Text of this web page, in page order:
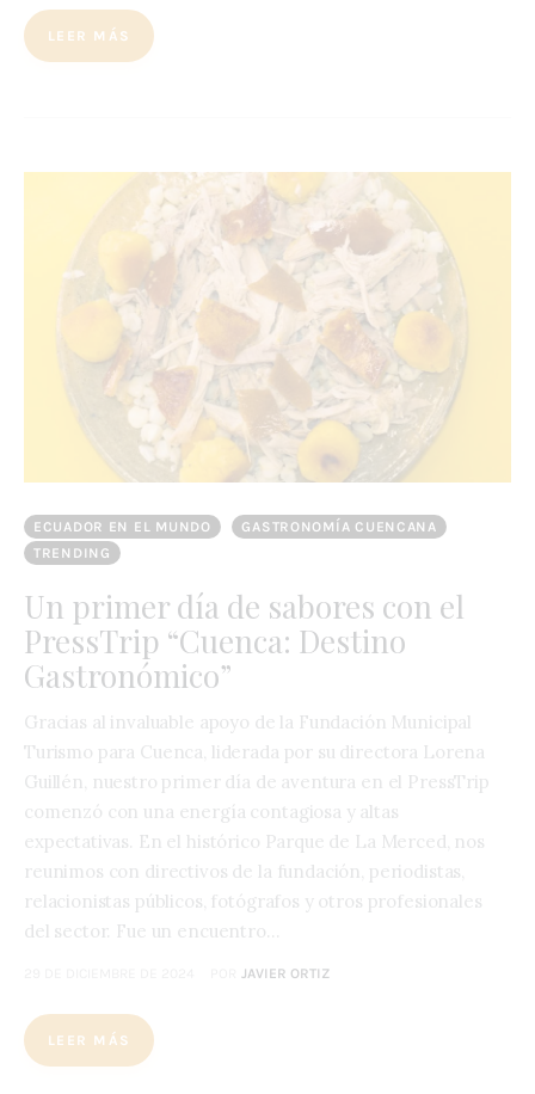
LEER MÁS
ECUADOR EN EL MUNDO
GASTRONOMÍA CUENCANA
TRENDING
Un primer día de sabores con el
PressTrip “Cuenca: Destino
Gastronómico”
Gracias al invaluable apoyo de la Fundación Municipal
Turismo para Cuenca, liderada por su directora Lorena
Guillén, nuestro primer día de aventura en el PressTrip
comenzó con una energía contagiosa y altas
expectativas. En el histórico Parque de La Merced, nos
reunimos con directivos de la fundación, periodistas,
relacionistas públicos, fotógrafos y otros profesionales
del sector. Fue un encuentro…
JAVIER ORTIZ
LEER MÁS